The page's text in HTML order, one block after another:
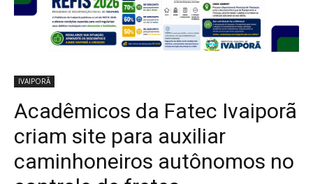
IVAIPORÃ
Acadêmicos da Fatec Ivaiporã
criam site para auxiliar
caminhoneiros autônomos no